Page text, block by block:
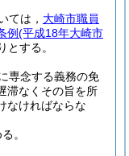
ては， 大崎市職員
例(平成18年大崎市
とする。
専念する義務の免
滞なくその旨を所
なければならな
。